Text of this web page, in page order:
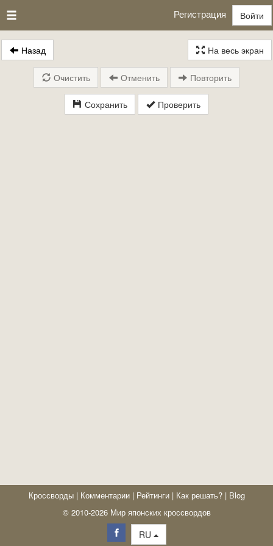
Регистрация Войти
Назад На весь экран
Сохранить Проверить
Очистить Отменить Повторить
Кроссворды | Комментарии | Рейтинги | Как решать? | Blog
© 2010-2026 Мир японских кроссвордов
RU